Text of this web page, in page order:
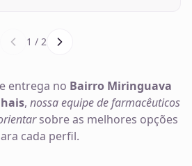
1 / 2
entrega no Bairro Miringuava
, nossa equipe de farmacêuticos
sobre as melhores opções
cada perfil.